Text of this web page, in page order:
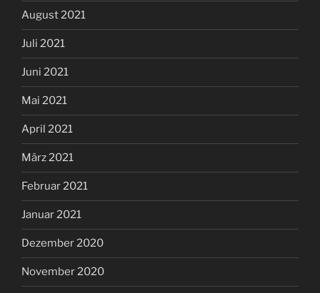
August 2021
Juli 2021
Juni 2021
Mai 2021
April 2021
März 2021
Februar 2021
Januar 2021
Dezember 2020
November 2020